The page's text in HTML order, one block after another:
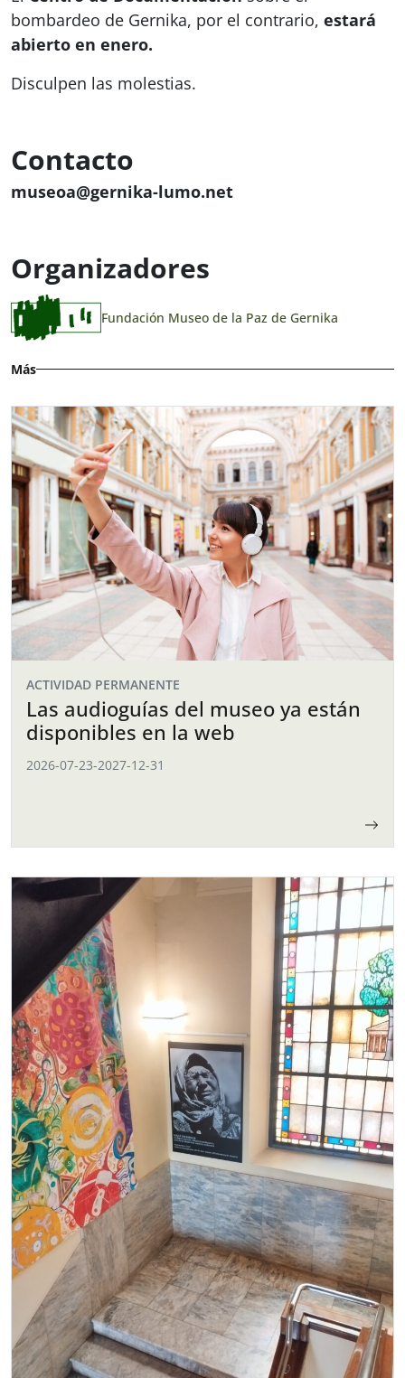
bombardeo de Gernika, por el contrario, estará
abierto en enero.
Disculpen las molestias.
Contacto
museoa@gernika-lumo.net
Organizadores
Fundación Museo de la Paz de Gernika
Más
ACTIVIDAD PERMANENTE
Las audioguías del museo ya están
disponibles en la web
2026-07-23-2027-12-31